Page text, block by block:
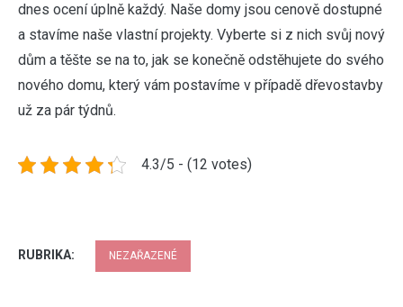
dnes ocení úplně každý. Naše domy jsou cenově dostupné
a stavíme naše vlastní projekty. Vyberte si z nich svůj nový
dům a těšte se na to, jak se konečně odstěhujete do svého
nového domu, který vám postavíme v případě dřevostavby
už za pár týdnů.
4.3/5 - (12 votes)
RUBRIKA: NEZAŘAZENÉ